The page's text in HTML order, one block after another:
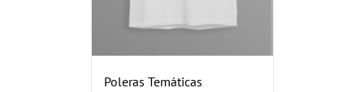
Poleras Temáticas